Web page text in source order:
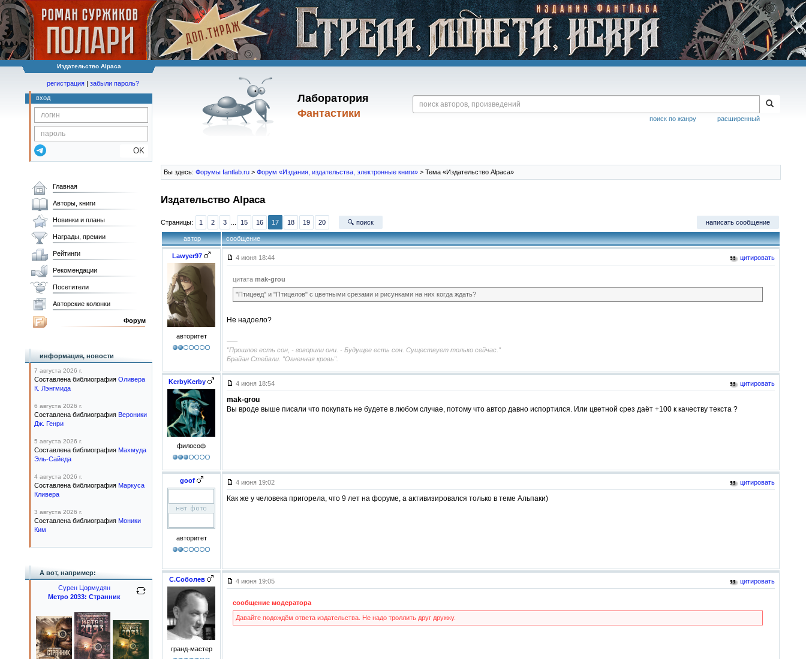
Издательство Alpaca
Лаборатория
Фантастики
расширенный
поиск по жанру
регистрация | забыли пароль?
вход
OK
Вы здесь: Форумы fantlab.ru > Форум «Издания, издательства, электронные книги» > Тема «Издательство Alpaca»
Издательство Alpaca
Страницы: 1 2 3 15 16 17 18 19 20 🔍 поиск написать сообщение
автор сообщение
Lawyer97
авторитет
4 июня 18:44 цитировать
цитата mak-grou
"Птицеед" и "Птицелов" с цветными срезами и рисунками на них когда ждать?
Не надоело?
–––
"Прошлое есть сон, - говорили они. - Будущее есть сон. Существует только сейчас."
Брайан Стейвли. "Огненная кровь".
KerbyKerby
философ
4 июня 18:54 цитировать
mak-grou
Вы вроде выше писали что покупать не будете в любом случае, потому что автор давно испортился. Или цветной срез даёт +100 к качеству текста ?
goof
авторитет
4 июня 19:02 цитировать
Как же у человека пригорела, что 9 лет на форуме, а активизировался только в теме Альпаки)
С.Соболев
гранд-мастер
4 июня 19:05 цитировать
сообщение модератора
Давайте подождём ответа издательства. Не надо троллить друг дружку.
Главная
Авторы, книги
Новинки и планы
Награды, премии
Рейтинги
Рекомендации
Посетители
Авторские колонки
Форум
информация, новости
7 августа 2026 г.
Составлена библиография Оливера
К. Лэнгмида
6 августа 2026 г.
Составлена библиография Вероники
Дж. Генри
5 августа 2026 г.
Составлена библиография Махмуда
Эль-Сайеда
4 августа 2026 г.
Составлена библиография Маркуса
Кливера
3 августа 2026 г.
Составлена библиография Моники
Ким
А вот, например:
Сурен Цормудян
Метро 2033: Странник